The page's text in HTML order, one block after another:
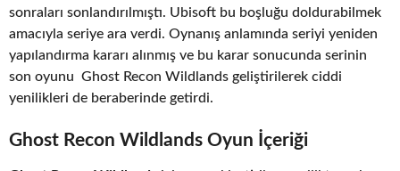
sonraları sonlandırılmıştı. Ubisoft bu boşluğu doldurabilmek
amacıyla seriye ara verdi. Oynanış anlamında seriyi yeniden
yapılandırma kararı alınmış ve bu karar sonucunda serinin
son oyunu Ghost Recon Wildlands geliştirilerek ciddi
yenilikleri de beraberinde getirdi.
Ghost Recon Wildlands Oyun İçeriği